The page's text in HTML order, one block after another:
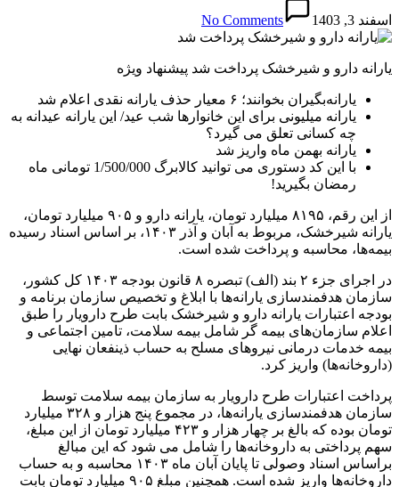
اسفند 3, 1403 No Comments
یارانه دارو و شیرخشک پرداخت شد پیشنهاد ویژه
یارانه‌بگیران بخوانند؛ ۶ معیار حذف یارانه نقدی اعلام شد
یارانه میلیونی برای این خانوارها شب عید/ این یارانه عیدانه به
چه کسانی تعلق می گیرد؟
یارانه بهمن ماه واریز شد
با این کد دستوری می توانید کالابرگ 1/500/000 تومانی ماه
رمضان بگیرید!
از این رقم، ۸۱۹۵ میلیارد تومان، یارانه دارو و ۹۰۵ میلیارد تومان،
یارانه شیرخشک، مربوط به آبان و آذر ۱۴۰۳، بر اساس اسناد رسیده
بیمه‌ها، محاسبه و پرداخت شده است.
در اجرای جزء ۲ بند (الف) تبصره ۸ قانون بودجه ۱۴۰۳ کل کشور،
سازمان هدفمندسازی یارانه‌ها با ابلاغ و تخصیص سازمان برنامه و
بودجه اعتبارات یارانه دارو و شیرخشک بابت طرح دارویار را طبق
اعلام سازمان‌های بیمه گر شامل بیمه سلامت، تامین اجتماعی و
بیمه خدمات درمانی نیروهای مسلح به حساب ذینفعان نهایی
(داروخانه‌ها) واریز کرد.
پرداخت اعتبارات طرح دارویار به سازمان بیمه سلامت توسط
سازمان هدفمندسازی یارانه‌ها، در مجموع پنج هزار و ۳۲۸ میلیارد
تومان بوده که بالغ بر چهار هزار و ۴۲۳ میلیارد تومان از این مبلغ،
سهم پرداختی به داروخانه‌ها را شامل می شود که این مبالغ
براساس اسناد وصولی تا پایان آبان ماه ۱۴۰۳ محاسبه و به حساب
داروخانه‌ها واریز شده است. همچنین مبلغ ۹۰۵ میلیارد تومان بابت